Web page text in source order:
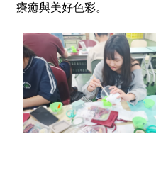
療癒與美好色彩。